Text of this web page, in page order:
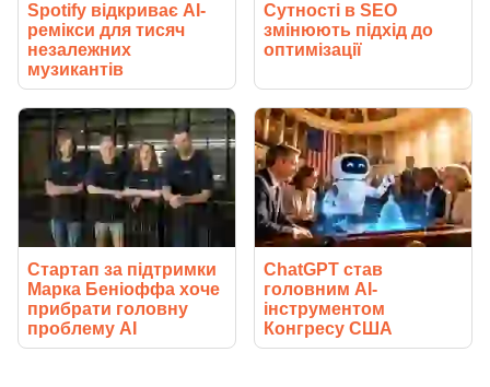
Spotify відкриває AI-
ремікси для тисяч
незалежних
музикантів
Сутності в SEO
змінюють підхід до
оптимізації
Стартап за підтримки
Марка Беніоффа хоче
прибрати головну
проблему AI
ChatGPT став
головним AI-
інструментом
Конгресу США